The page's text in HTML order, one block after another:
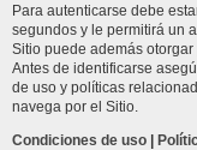
Para autenticarse debe
segundos y le permitirá un
Sitio puede además
Antes de identificarse
de uso y políticas
navega por el Sitio.
Condiciones de uso |